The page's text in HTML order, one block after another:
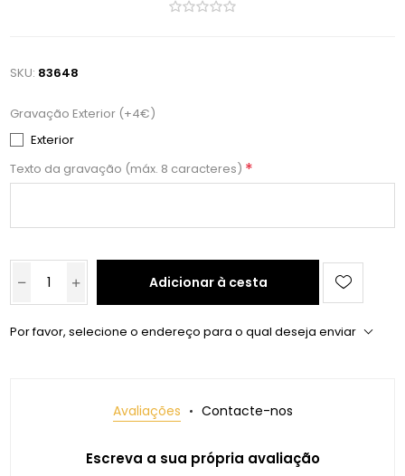
SKU: 83648
Gravação Exterior (+4€)
Exterior
Texto da gravação (máx. 8 caracteres) *
Adicionar à cesta
Por favor, selecione o endereço para o qual deseja enviar
Avaliações Contacte-nos
Escreva a sua própria avaliação